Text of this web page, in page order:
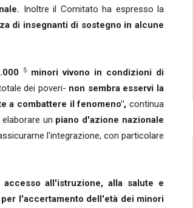
Inoltre il Comitato ha espresso la
di insegnanti di sostegno in alcune
5
minori vivono in condizioni di
dei poveri- non sembra esservi la
a combattere il fenomeno", continua
un piano d'azione nazionale
l'integrazione, con particolare
accesso all'istruzione, alla salute e
l'accertamento dell'età dei minori